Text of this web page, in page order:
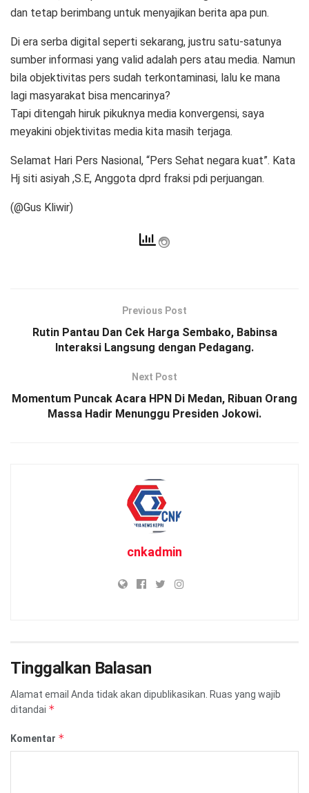
dan tetap berimbang untuk menyajikan berita apa pun.
Di era serba digital seperti sekarang, justru satu-satunya
sumber informasi yang valid adalah pers atau media. Namun
bila objektivitas pers sudah terkontaminasi, lalu ke mana
lagi masyarakat bisa mencarinya?
Tapi ditengah hiruk pikuknya media konvergensi, saya
meyakini objektivitas media kita masih terjaga.
Selamat Hari Pers Nasional, “Pers Sehat negara kuat”. Kata
Hj siti asiyah ,S.E, Anggota dprd fraksi pdi perjuangan.
(@Gus Kliwir)
Previous Post
Rutin Pantau Dan Cek Harga Sembako, Babinsa
Interaksi Langsung dengan Pedagang.
Next Post
Momentum Puncak Acara HPN Di Medan, Ribuan Orang
Massa Hadir Menunggu Presiden Jokowi.
cnkadmin
Tinggalkan Balasan
Alamat email Anda tidak akan dipublikasikan. Ruas yang wajib
ditandai *
Komentar *